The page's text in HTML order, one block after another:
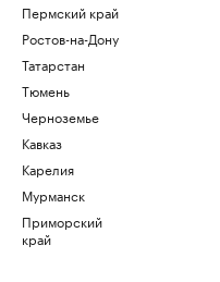
Пермский край
Ростов-на-Дону
Татарстан
Тюмень
Черноземье
Кавказ
Карелия
Мурманск
Приморский
край